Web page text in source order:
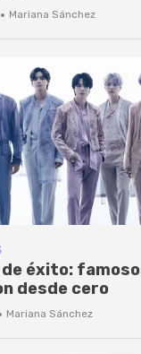
· Mariana Sánchez
éxito:
desde cero
Mariana Sánchez